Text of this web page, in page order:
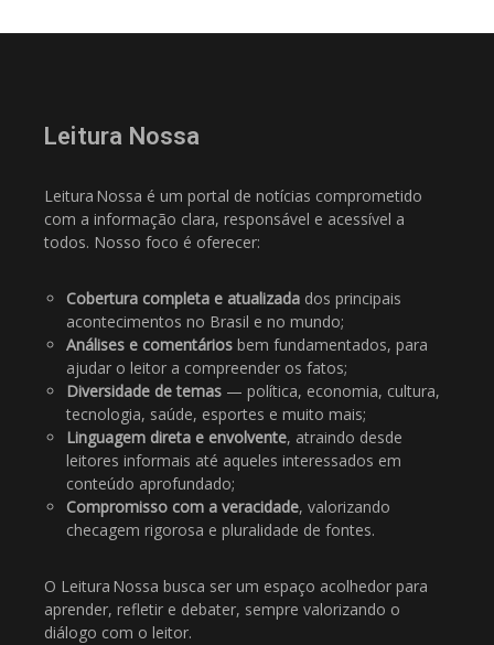
Leitura Nossa
Leitura Nossa é um portal de notícias comprometido
com a informação clara, responsável e acessível a
todos. Nosso foco é oferecer:
Cobertura completa e atualizada dos principais
acontecimentos no Brasil e no mundo;
Análises e comentários bem fundamentados, para
ajudar o leitor a compreender os fatos;
Diversidade de temas — política, economia, cultura,
tecnologia, saúde, esportes e muito mais;
Linguagem direta e envolvente, atraindo desde
leitores informais até aqueles interessados em
conteúdo aprofundado;
Compromisso com a veracidade, valorizando
checagem rigorosa e pluralidade de fontes.
O Leitura Nossa busca ser um espaço acolhedor para
aprender, refletir e debater, sempre valorizando o
diálogo com o leitor.